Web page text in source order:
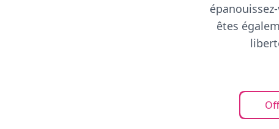
êtes